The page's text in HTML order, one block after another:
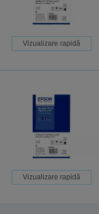
Vizualizare rapidă
Vizualizare rapidă